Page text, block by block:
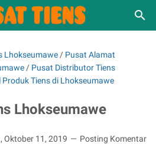
Lhokseumawe / Pusat Alamat
/ Pusat Distributor Tiens
Tiens di Lhokseumawe
Lhokseumawe
Oktober 11, 2019 Posting Komentar